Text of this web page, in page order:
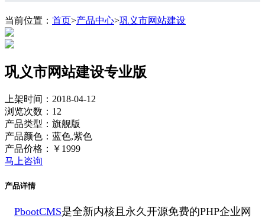
当前位置： 首页>产品中心>巩义市网站建设
巩义市网站建设专业版
上架时间：2018-04-12
浏览次数：12
产品类型：旗舰版
产品颜色：蓝色,紫色
产品价格：￥1999
马上咨询
产品详情
PbootCMS是全新内核且永久开源免费的PHP企业网